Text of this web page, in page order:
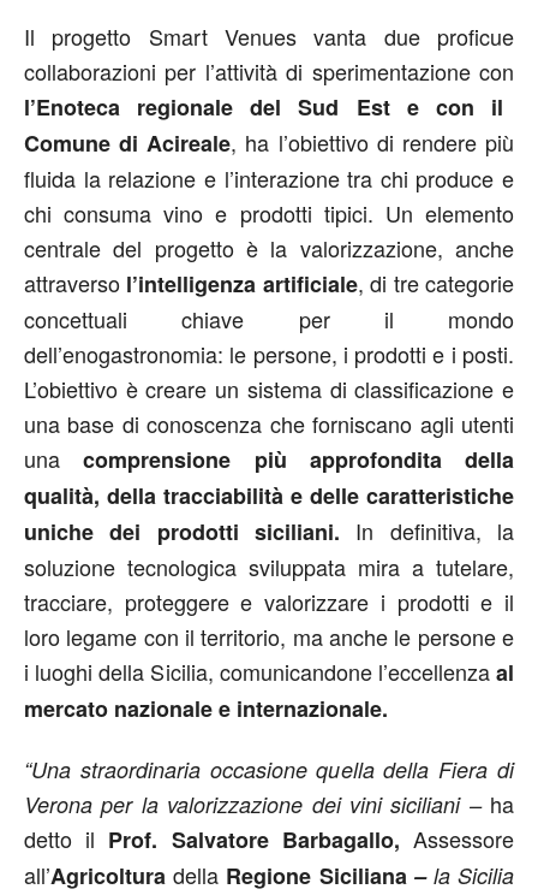
Il progetto Smart Venues vanta due proficue
collaborazioni per l’attività di sperimentazione con
l’Enoteca regionale del Sud Est e con il
Comune di Acireale, ha l’obiettivo di rendere più
fluida la relazione e l’interazione tra chi produce e
chi consuma vino e prodotti tipici. Un elemento
centrale del progetto è la valorizzazione, anche
attraverso l’intelligenza artificiale, di tre categorie
concettuali chiave per il mondo
dell’enogastronomia: le persone, i prodotti e i posti.
L’obiettivo è creare un sistema di classificazione e
una base di conoscenza che forniscano agli utenti
unacomprensione più approfondita della
qualità, della tracciabilità e delle caratteristiche
uniche dei prodotti siciliani. In definitiva, la
soluzione tecnologica sviluppata mira a tutelare,
tracciare, proteggere e valorizzare i prodotti e il
loro legame con il territorio, ma anche le persone e
i luoghi della Sicilia, comunicandone l’eccellenzaal
mercato nazionale e internazionale.
“Una straordinaria occasione quella della Fiera di
Verona per la valorizzazione dei vini siciliani – ha
detto il Prof. Salvatore Barbagallo,Assessore
all’Agricolturadella Regione Siciliana– la Sicilia